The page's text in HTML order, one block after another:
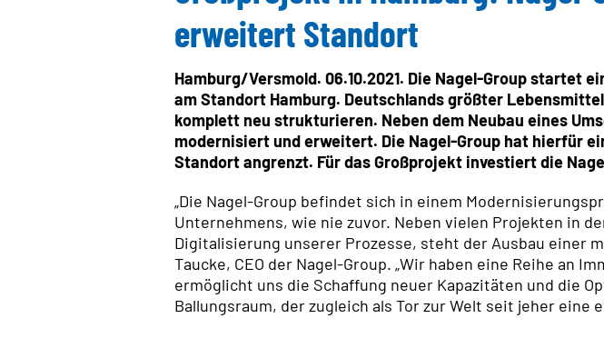
erweitert Standort
Hamburg/Versmold. 06.10.2021. Die Nagel-Group
am Standort Hamburg. Deutschlands größter
komplett neu strukturieren. Neben dem Neubau eines
modernisiert und erweitert. Die Nagel-Group hat hierfür
Standort angrenzt. Für das Großprojekt investiert die
„Die Nagel-Group befindet sich in einem
Unternehmens, wie nie zuvor. Neben vielen Projekten in
Digitalisierung unserer Prozesse, steht der Ausbau einer
Taucke, CEO der Nagel-Group. „Wir haben eine Reihe an
ermöglicht uns die Schaffung neuer Kapazitäten und die
Ballungsraum, der zugleich als Tor zur Welt seit jeher